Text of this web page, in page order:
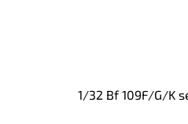
1/32 Bf 109F/G/K